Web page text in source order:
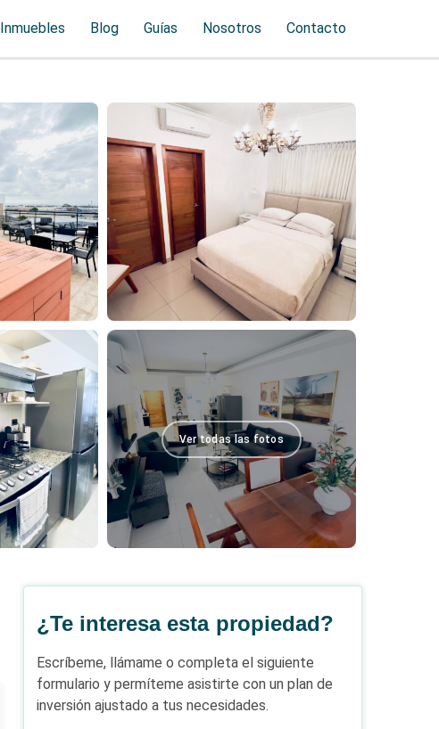
Inmuebles Blog Guías Nosotros Contacto
Ver todas las fotos
¿Te interesa esta propiedad?
Escríbeme, llámame o completa el siguiente
formulario y permíteme asistirte con un plan de
inversión ajustado a tus necesidades.